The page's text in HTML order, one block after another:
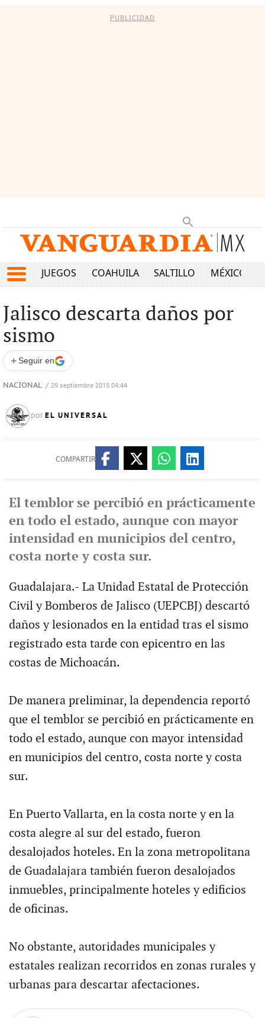
PUBLICIDAD
JUEGOS COAHUILA SALTILLO MÉXICO
Jalisco descarta daños por
sismo
+ Seguir en
NACIONAL / 29 septiembre 2015 04:44
por EL UNIVERSAL
COMPARTIR
El temblor se percibió en prácticamente
en todo el estado, aunque con mayor
intensidad en municipios del centro,
costa norte y costa sur.
Guadalajara.- La Unidad Estatal de Protección
Civil y Bomberos de Jalisco (UEPCBJ) descartó
daños y lesionados en la entidad tras el sismo
registrado esta tarde con epicentro en las
costas de Michoacán.
De manera preliminar, la dependencia reportó
que el temblor se percibió en prácticamente en
todo el estado, aunque con mayor intensidad
en municipios del centro, costa norte y costa
sur.
En Puerto Vallarta, en la costa norte y en la
costa alegre al sur del estado, fueron
desalojados hoteles. En la zona metropolitana
de Guadalajara también fueron desalojados
inmuebles, principalmente hoteles y edificios
de oficinas.
No obstante, autoridades municipales y
estatales realizan recorridos en zonas rurales y
urbanas para descartar afectaciones.